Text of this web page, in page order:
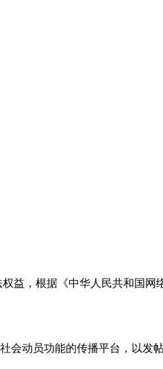
益，根据《中华人民共和国
动员功能的传播平台，以发